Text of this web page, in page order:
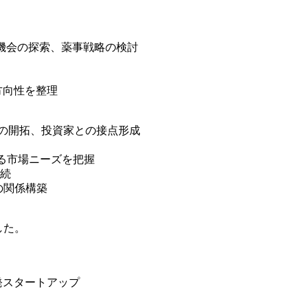
会の探索、薬事戦略の検討
向性を整理
開拓、投資家との接点形成
市場ニーズを把握
関係構築
。
スタートアップ